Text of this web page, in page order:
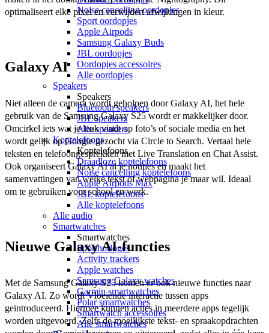
Noise cancelling oordopjes
Sport oordopjes
Apple Airpods
Samsung Galaxy Buds
JBL oordopjes
Oordopjes accessoires
Alle oordopjes
Speakers
Speakers
Bluetooth speakers
JBL speakers
Alle speakers
Koptelefoons
Koptelefoons
Draadloze koptelefoons
Noise cancelling koptelefoons
Apple Airpods Max
JBL koptelefoons
Alle koptelefoons
Alle audio
Smartwatches
Smartwatches
Sporthorloges
Activity trackers
Apple watches
Samsung Galaxy watches
Garmin smartwatches
Polar smartwatches
Smartwatch accessoires
Alle smartwatches
optimaliseert elke pixel en verwijdert afwijkingen in kleur.
Galaxy AI
Niet alleen de camera wordt geholpen door Galaxy AI, het hele
gebruik van de Samsung Galaxy S25 wordt er makkelijker door.
Omcirkel iets wat je leuk vindt op foto’s of sociale media en het
wordt gelijk op Google gezocht via Circle to Search. Vertaal hele
teksten en telefoongesprekken met Live Translation en Chat Assist.
Ook organiseert Galaxy AI al je notities en maakt het
samenvattingen van welke tekst of webpagina je maar wil. Ideaal
om te gebruiken voor school en werk.
Nieuwe Galaxy AI-functies
Met de Samsung Galaxy S25 komen er ook nieuwe functies naar
Galaxy AI. Zo wordt Vloeiende interactie tussen apps
geïntroduceerd. Hiermee kunnen acties in meerdere apps tegelijk
worden uitgevoerd. Zelfs de moeilijkste tekst- en spraakopdrachten